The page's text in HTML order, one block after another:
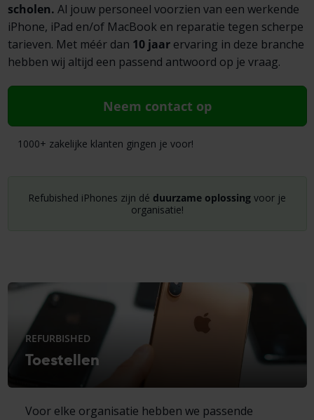
scholen. Al jouw personeel voorzien van een werkende
iPhone, iPad en/of MacBook en reparatie tegen scherpe
tarieven. Met méér dan 10 jaarervaring in deze branche
hebben wij altijd een passend antwoord op je vraag.
Neem contact op
1000+ zakelijke klanten gingen je voor!
Refubished iPhones zijn dé duurzame oplossing voor je
organisatie!
REFURBISHED
Toestellen
Voor elke organisatie hebben we passende